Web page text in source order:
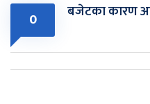
0 बजेटका कारण